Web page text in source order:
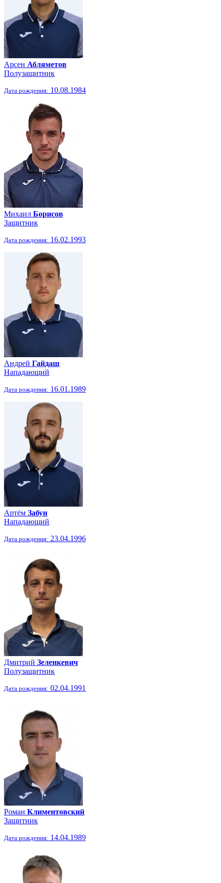
Арсен Абляметов
Полузащитник
Дата рождения: 10.08.1984
Михаил Борисов
Защитник
Дата рождения: 16.02.1993
Андрей Гайдаш
Нападающий
Дата рождения: 16.01.1989
Артём Забун
Нападающий
Дата рождения: 23.04.1996
Дмитрий Зеленкевич
Полузащитник
Дата рождения: 02.04.1991
Роман Климентовский
Защитник
Дата рождения: 14.04.1989